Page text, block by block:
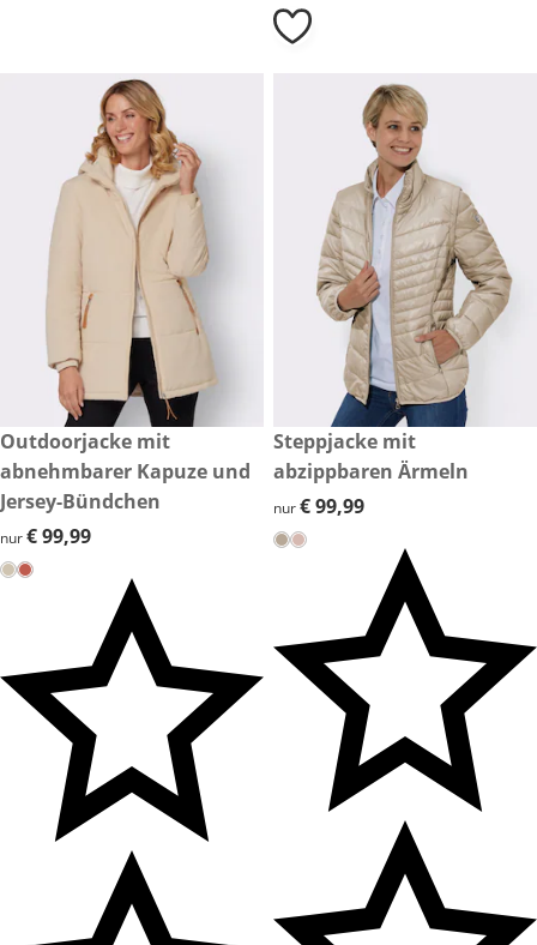
€ 99,99
Outdoorjacke mit
abnehmbarer Kapuze und
Jersey-Bündchen
€ 99,99
nur€ 99,99
€ 99,99
Steppjacke mit
abzippbaren Ärmeln
€ 99,99
nur€ 99,99